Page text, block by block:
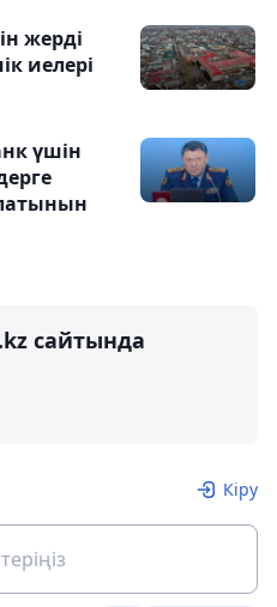
жерді
иелері
үшін
сайтында
Кіру